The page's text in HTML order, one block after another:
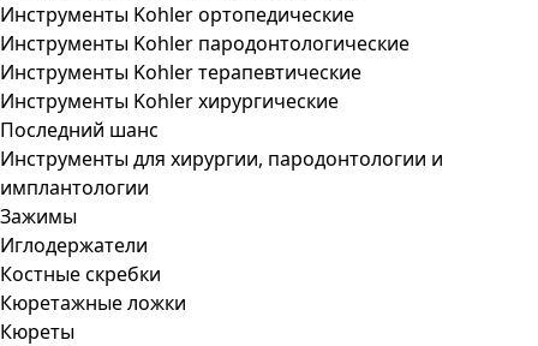
Инструменты Kohler ортопедические
Инструменты Kohler пародонтологические
Инструменты Kohler терапевтические
Инструменты Kohler хирургические
Последний шанс
Инструменты для хирургии, пародонтологии и
имплантологии
Зажимы
Иглодержатели
Костные скребки
Кюретажные ложки
Кюреты